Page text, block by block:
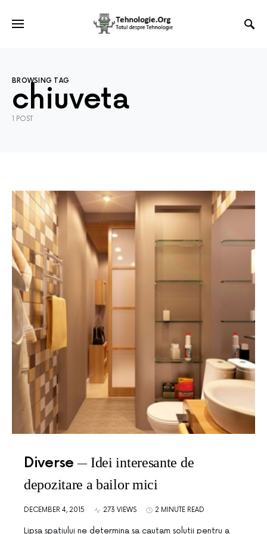
BROWSING TAG
chiuveta
1 POST
Diverse
Idei interesante de
depozitare a bailor mici
DECEMBER 4, 2015 273 VIEWS 2 MINUTE READ
Lipsa spatiului ne determina sa cautam solutii pentru a